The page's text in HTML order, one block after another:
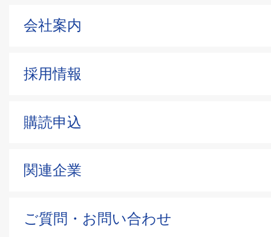
会社案内
採用情報
購読申込
関連企業
ご質問・お問い合わせ